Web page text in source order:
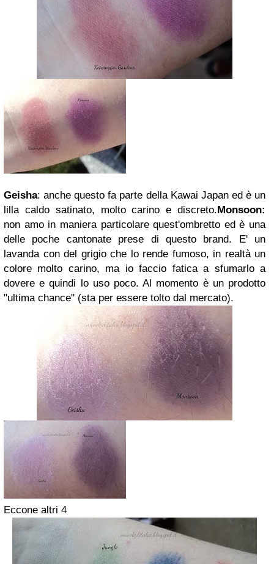
Geisha: anche questo fa parte della Kawai Japan ed è un
lilla caldo satinato, molto carino e discreto.Monsoon:
non amo in maniera particolare quest'ombretto ed è una
delle poche cantonate prese di questo brand. E' un
lavanda con del grigio che lo rende fumoso, in realtà un
colore molto carino, ma io faccio fatica a sfumarlo a
dovere e quindi lo uso poco. Al momento è un prodotto
"ultima chance" (sta per essere tolto dal mercato).
Eccone altri 4